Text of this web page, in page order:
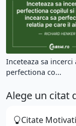
Inceteaza sa incerci
perfectiona co...
Alege un citat
Citate